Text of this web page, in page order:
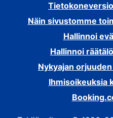
Tietokoneversio
Näin sivustomme
Hallinnoi
Hallinnoi
Nykyajan
Ihmisoikeuksia